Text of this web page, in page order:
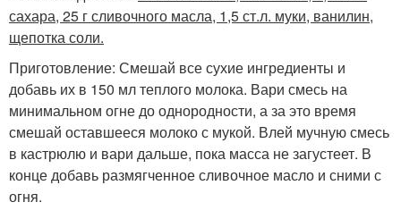
сахара, 25 г сливочного масла, 1,5 ст.л. муки, ванилин,
щепотка соли.
Приготовление: Смешай все сухие ингредиенты и
добавь их в 150 мл теплого молока. Вари смесь на
минимальном огне до однородности, а за это время
смешай оставшееся молоко с мукой. Влей мучную смесь
в кастрюлю и вари дальше, пока масса не загустеет. В
конце добавь размягченное сливочное масло и сними с
огня.